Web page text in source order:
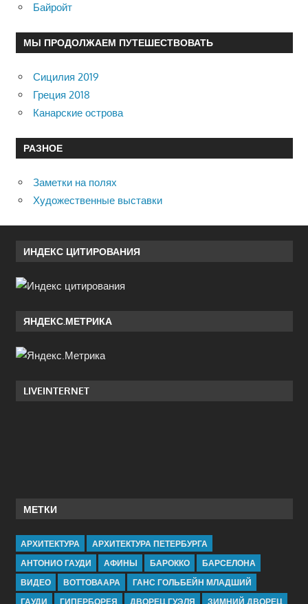
Байройт
МЫ ПРОДОЛЖАЕМ ПУТЕШЕСТВОВАТЬ
Сицилия 2019
Греция 2018
Канарские острова
РАЗНОЕ
Заметки на полях
Художественные выставки
ИНДЕКС ЦИТИРОВАНИЯ
ЯНДЕКС.МЕТРИКА
LIVEINTERNET
МЕТКИ
АРХИТЕКТУРА
АРХИТЕКТУРА ПЕТЕРБУРГА
АНТОНИО ГАУДИ
АФИНЫ БАРОККО
БАРСЕЛОНА
ВИДЕО
ВОТТОВААРА
ГАНС ГОЛЬБЕЙН МЛАДШИЙ
ГАУДИ
ГИПЕРБОРЕЯ ДВОРЕЦ ГУЭЛЯ ЗИМНИЙ ДВОРЕЦ